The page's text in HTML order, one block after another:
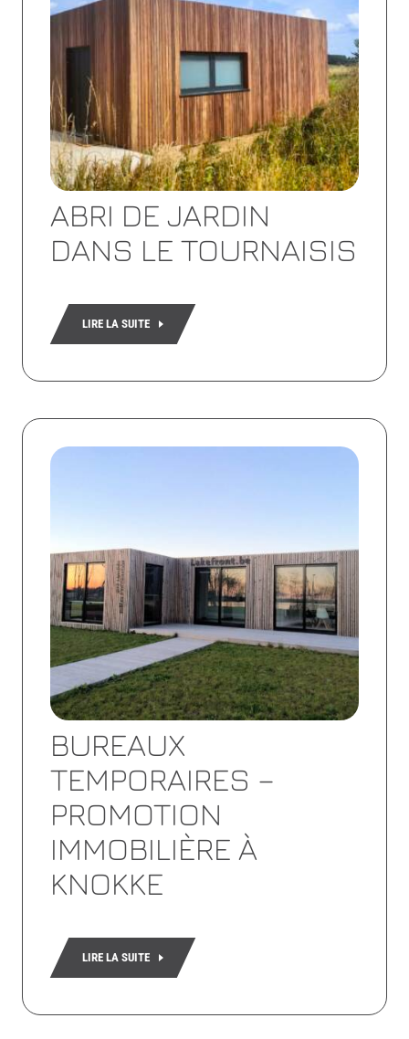
ABRI DE JARDIN
DANS LE TOURNAISIS
LIRE LA SUITE
BUREAUX
TEMPORAIRES –
PROMOTION
IMMOBILIÈRE À
KNOKKE
LIRE LA SUITE
Lire